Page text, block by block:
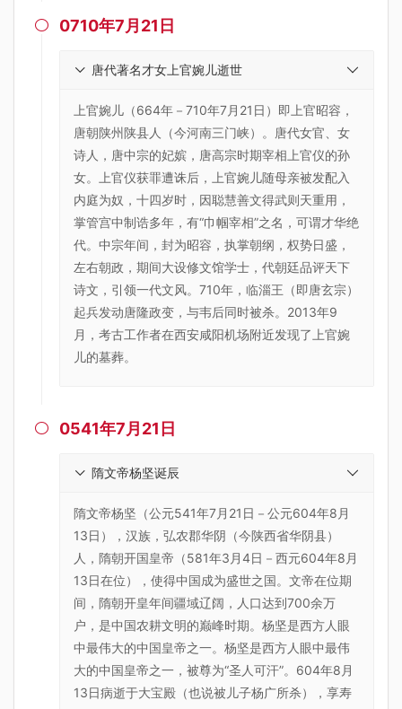
 0710年7月21日
唐代著名才女上官婉儿逝世
上官婉儿（664年－710年7月21日）即上官昭容，
唐朝陕州陕县人（今河南三门峡）。唐代女官、女
诗人，唐中宗的妃嫔，唐高宗时期宰相上官仪的孙
女。上官仪获罪遭诛后，上官婉儿随母亲被发配入
内庭为奴，十四岁时，因聪慧善文得武则天重用，
掌管宫中制诰多年，有“巾帼宰相”之名，可谓才华绝
代。中宗年间，封为昭容，执掌朝纲，权势日盛，
左右朝政，期间大设修文馆学士，代朝廷品评天下
诗文，引领一代文风。710年，临淄王（即唐玄宗）
起兵发动唐隆政变，与韦后同时被杀。2013年9
月，考古工作者在西安咸阳机场附近发现了上官婉
儿的墓葬。
 0541年7月21日
隋文帝杨坚诞辰
隋文帝杨坚（公元541年7月21日－公元604年8月
13日），汉族，弘农郡华阴（今陕西省华阴县）
人，隋朝开国皇帝（581年3月4日－西元604年8月
13日在位），使得中国成为盛世之国。文帝在位期
间，隋朝开皇年间疆域辽阔，人口达到700余万
户，是中国农耕文明的巅峰时期。杨坚是西方人眼
中最伟大的中国皇帝之一。杨坚是西方人眼中最伟
大的中国皇帝之一，被尊为“圣人可汗”。604年8月
13日病逝于大宝殿（也说被儿子杨广所杀），享寿